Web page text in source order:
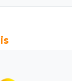
criança é